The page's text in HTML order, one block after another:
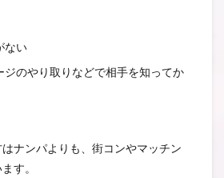
ない
ジのやり取りなどで相手を知ってか
はナンパよりも、街コンやマッチン
す。